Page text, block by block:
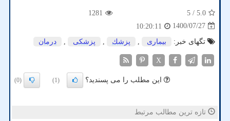
5.0
/ 5
1281
1400/07/27
10:20:11
تگهای خبر:
بیماری پزشك پزشكی درمان
X
این مطلب را می پسندید؟ (1)
(0)
تازه ترین مطالب مرتبط